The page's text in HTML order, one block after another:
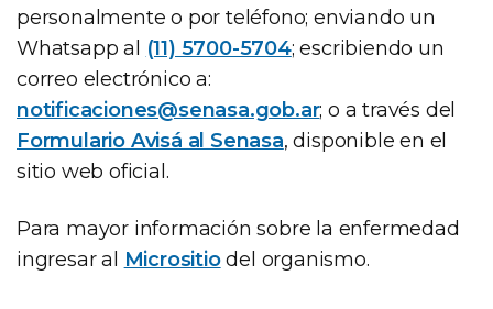
personalmente o por teléfono; enviando un
Whatsapp al
(11) 5700-5704; escribiendo un
correo electrónico a:
notificaciones@senasa.gob.ar; o a través del
Formulario Avisá al Senasa, disponible en el
sitio web oficial.
Para mayor información sobre la enfermedad
ingresar al
Micrositiodel organismo.